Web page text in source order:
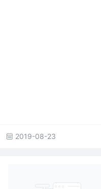
2019-08-23